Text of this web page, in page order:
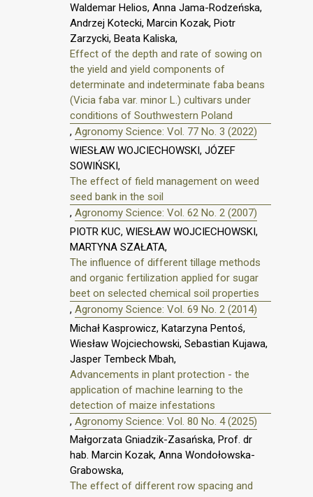
Waldemar Helios, Anna Jama-Rodzeńska,
Andrzej Kotecki, Marcin Kozak, Piotr
Zarzycki, Beata Kaliska,
Effect of the depth and rate of sowing on
the yield and yield components of
determinate and indeterminate faba beans
(Vicia faba var. minor L.) cultivars under
conditions of Southwestern Poland
, Agronomy Science: Vol. 77 No. 3 (2022)
WIESŁAW WOJCIECHOWSKI, JÓZEF
SOWIŃSKI,
The effect of field management on weed
seed bank in the soil
, Agronomy Science: Vol. 62 No. 2 (2007)
PIOTR KUC, WIESŁAW WOJCIECHOWSKI,
MARTYNA SZAŁATA,
The influence of different tillage methods
and organic fertilization applied for sugar
beet on selected chemical soil properties
, Agronomy Science: Vol. 69 No. 2 (2014)
Michał Kasprowicz, Katarzyna Pentoś,
Wiesław Wojciechowski, Sebastian Kujawa,
Jasper Tembeck Mbah,
Advancements in plant protection - the
application of machine learning to the
detection of maize infestations
, Agronomy Science: Vol. 80 No. 4 (2025)
Małgorzata Gniadzik-Zasańska, Prof. dr
hab. Marcin Kozak, Anna Wondołowska-
Grabowska,
The effect of different row spacing and